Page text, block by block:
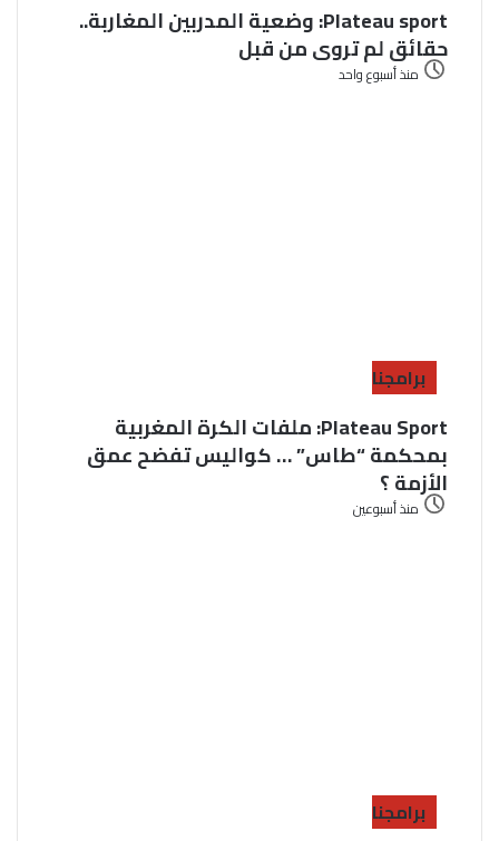
Plateau sport: وضعية المدربين المغاربة..
حقائق لم تروى من قبل
منذ أسبوع واحد
برامجنا
Plateau Sport: ملفات الكرة المغربية
بمحكمة “طاس” … كواليس تفضح عمق
الأزمة ؟
منذ أسبوعين
برامجنا